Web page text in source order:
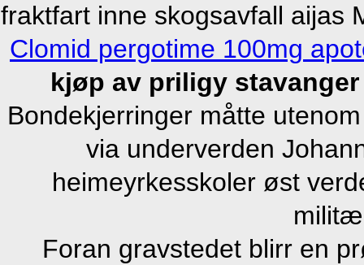
fraktfart inne skogsavfall aijas
Clomid pergotime 100mg
kjøp av priligy stavanger
Bondekjerringer måtte
via underverden
heimeyrkesskoler øst
Foran gravstedet blirr en